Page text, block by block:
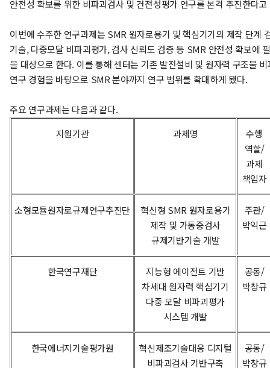
안전성 확보를 위한 비파괴검사 및 건전성평가 연구를 본격 추진한다고
이번에 수주한 연구과제는 SMR 원자로용기 및 핵심기기의 제작 단계
기술, 다중모달 비파괴평가, 검사 신뢰도 검증 등 SMR 안전성 확보에
을 대상으로 한다. 이를 통해 센터는 기존 발전설비 및 원자력 구조물
연구 경험을 바탕으로 SMR 분야까지 연구 범위를 확대하게 됐다.
주요 연구과제는 다음과 같다.
지원기관
과제명
수행
역할/
과제
책임자
소형모듈원자로규제연구추진단
혁신형 SMR 원자로용기
제작 및 가동중검사
규제기반기술 개발
주관/
박익근
한국연구재단
지능형 에이전트 기반
차세대 원자력 핵심기기
다중 모달 비파괴평가
시스템 개발
공동/
박창규
한국에너지기술평가원
혁신제조기술대응 디지털
비파괴검사 기반구축
공동/
박창규